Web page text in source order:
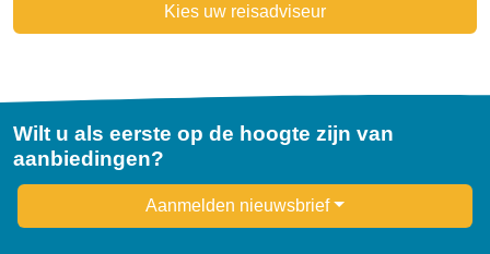
Kies uw reisadviseur
Wilt u als eerste op de hoogte zijn van
aanbiedingen?
Newsletter Aanmelden nieuwsbrief